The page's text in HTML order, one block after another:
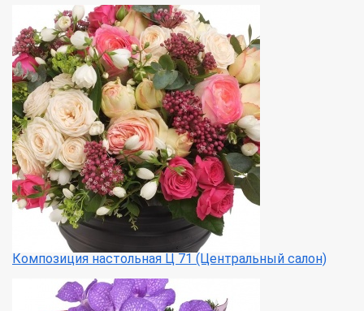
Композиция настольная Ц 71 (Центральный салон)